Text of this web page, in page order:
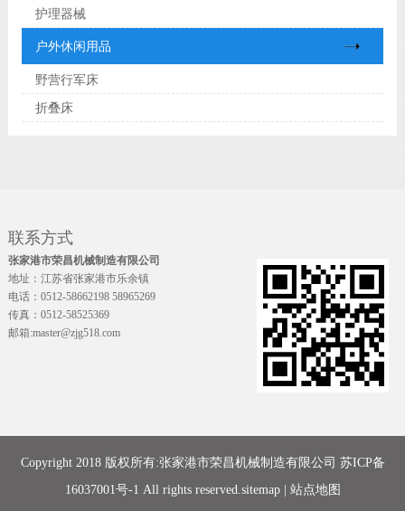
护理器械
户外休闲用品
野营行军床
折叠床
联系方式
张家港市荣昌机械制造有限公司
地址：江苏省张家港市乐余镇
电话：0512-58662198 58965269
传真：0512-58525369
邮箱:master@zjg518.com
Copyright 2018 版权所有:张家港市荣昌机械制造有限公司 苏ICP备
16037001号-1 All rights reserved. sitemap| 站点地图